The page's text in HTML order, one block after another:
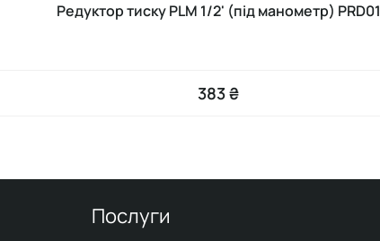
Редуктор тиску PLM 1/2' (під манометр) PRD01
383 ₴
Послуги